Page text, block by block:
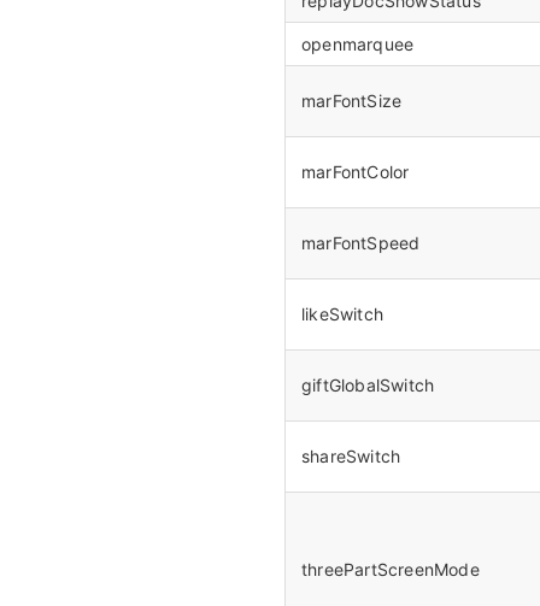
openmarquee
marFontSize
marFontColor
marFontSpeed
likeSwitch
giftGlobalSwitch
shareSwitch
threePartScreenMode